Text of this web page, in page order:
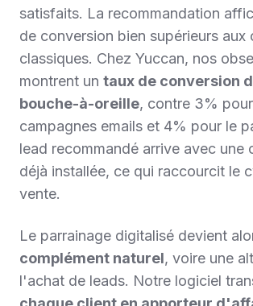
satisfaits. La recommandation
de conversion bien supérieurs aux
classiques. Chez Yuccan, nos
montrent un taux de conversion
bouche-à-oreille, contre 3%
campagnes emails et 4% pour le
lead recommandé arrive avec une
déjà installée, ce qui raccourcit le
vente.
Le parrainage digitalisé devient
complément naturel, voire une
l'achat de leads. Notre logiciel